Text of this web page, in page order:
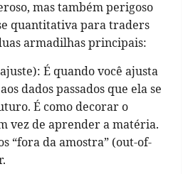
mas também perigoso
quantitativa para traders
armadilhas principais:
É quando você ajusta
dados passados que ela se
É como decorar o
vez de aprender a matéria.
“fora da amostra” (out-of-